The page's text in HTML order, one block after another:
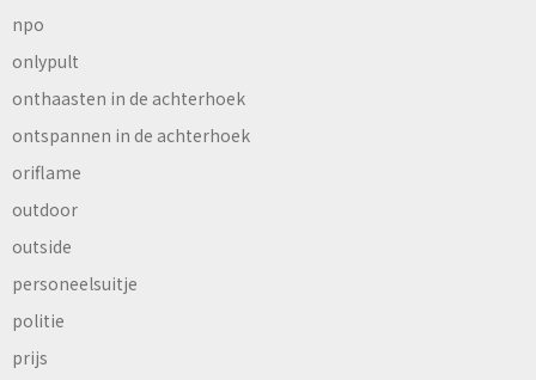
npo
onlypult
onthaasten in de achterhoek
ontspannen in de achterhoek
oriflame
outdoor
outside
personeelsuitje
politie
prijs